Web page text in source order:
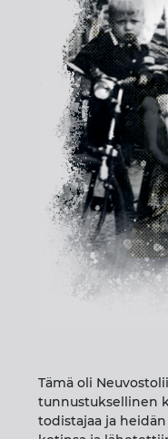
Tämä oli
tunnustuksellinen
todistajaa ja